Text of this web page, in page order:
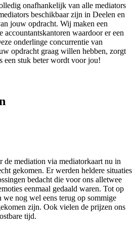
onafhankelijk van alle mediators
beschikbaar zijn in Deelen en
jouw opdracht. Wij maken een
accountantskantoren waardoor er een
onderlinge concurrentie van
opdracht graag willen hebben, zorgt
een stuk beter wordt voor jou!
mediation via mediatorkaart nu in
gekomen. Er werden heldere situaties
bedacht die voor ons alletwee
eenmaal gedaald waren. Tot op
we nog wel eens terug op sommige
zijn. Ook vielen de prijzen ons
tijd.